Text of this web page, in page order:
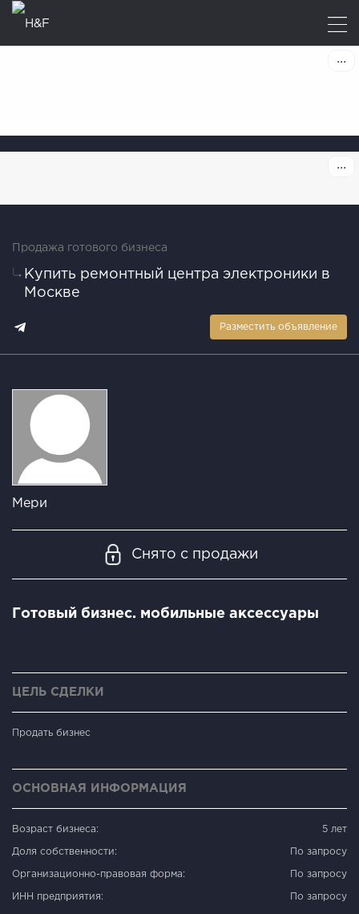
Продажа готового бизнеса
Купить ремонтный центра электроники в
Москве
Разместить объявление
Мери
Снято с продажи
Готовый бизнес. мобильные аксессуары
ЦЕЛЬ СДЕЛКИ
Продать бизнес
ОСНОВНАЯ ИНФОРМАЦИЯ
Возраст бизнеса: 5 лет
Доля собственности: По запросу
Организационно-правовая форма: По запросу
ИНН предприятия: По запросу